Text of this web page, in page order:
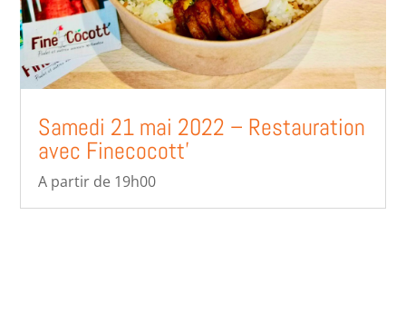
Samedi 21 mai 2022 – Restauration
avec Finecocott’
A partir de 19h00